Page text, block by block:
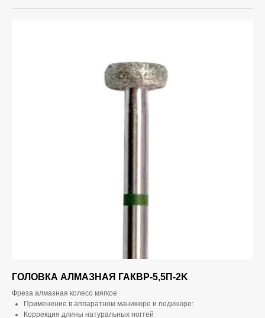
ГОЛОВКА АЛМАЗНАЯ ГАКВР-5,5П-2K
Фреза алмазная колесо мягкое
Применение в аппаратном маникюре и педикюре:
Коррекция длины натуральных ногтей